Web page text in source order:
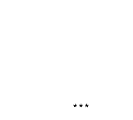
* * *